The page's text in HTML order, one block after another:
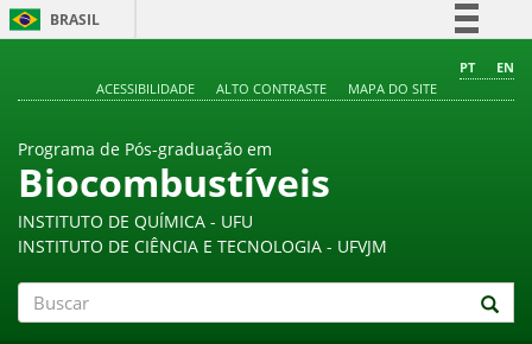
BRASIL
Comunica BR
Acesso à informação
PT
EN
ACESSIBILIDADE
ALTO CONTRASTE MAPA DO SITE
Programa de Pós-graduação em
Biocombustíveis
INSTITUTO DE QUÍMICA - UFU
INSTITUTO DE CIÊNCIA E TECNOLOGIA - UFVJM